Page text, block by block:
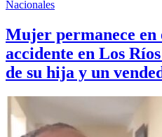
Nacionales
Mujer permanece en
accidente en Los
de su hija y un